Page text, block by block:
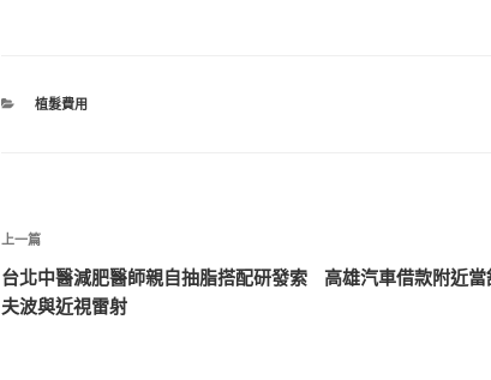
分
植髮費用
文
章
導
上
一
篇
上一篇
台北中醫減肥醫師親自抽脂搭配研發索
夫波與近視雷射
高雄汽車借款附近